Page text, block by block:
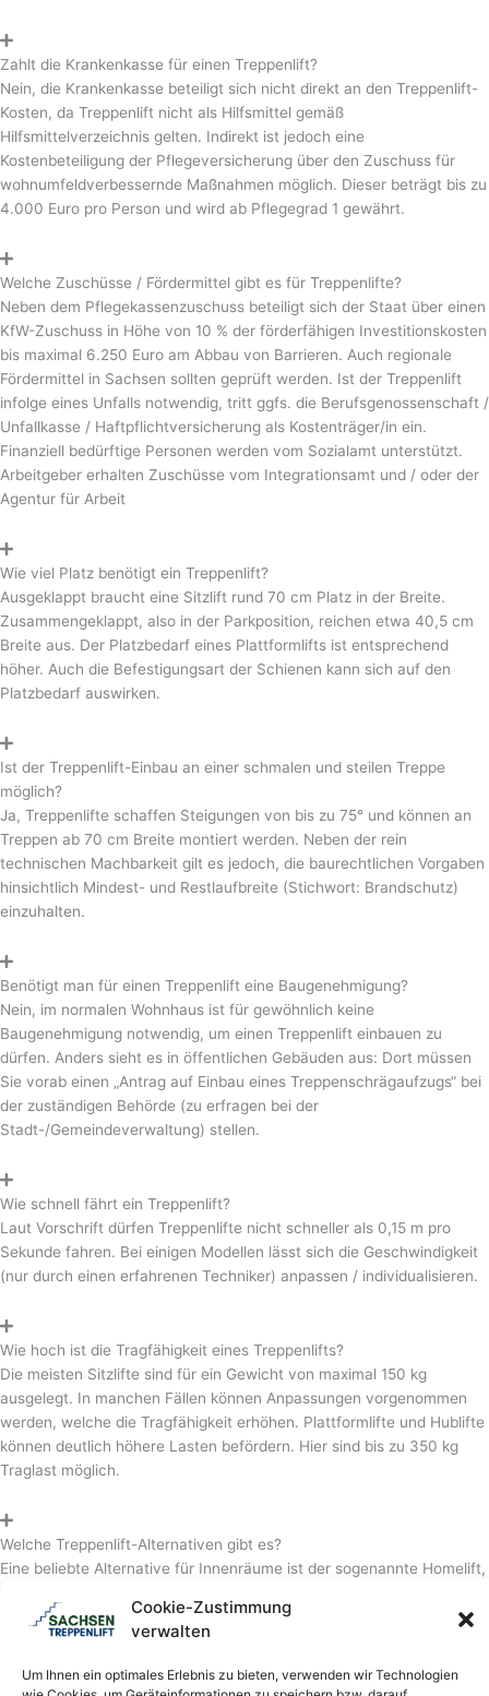
Cookie-Zustimmung
verwalten
Um Ihnen ein optimales Erlebnis zu bieten, verwenden wir Technologien
Zahlt die Krankenkasse für einen Treppenlift?
Nein, die Krankenkasse beteiligt sich nicht direkt an den Treppenlift-
Kosten, da Treppenlift nicht als Hilfsmittel gemäß
Hilfsmittelverzeichnis gelten. Indirekt ist jedoch eine
Kostenbeteiligung der Pflegeversicherung über den Zuschuss für
wohnumfeldverbessernde Maßnahmen möglich. Dieser beträgt bis zu
4.000 Euro pro Person und wird ab Pflegegrad 1 gewährt.
Welche Zuschüsse / Fördermittel gibt es für Treppenlifte?
Neben dem Pflegekassenzuschuss beteiligt sich der Staat über einen
KfW-Zuschuss in Höhe von 10 % der förderfähigen Investitionskosten
bis maximal 6.250 Euro am Abbau von Barrieren. Auch regionale
Fördermittel in Sachsen sollten geprüft werden. Ist der Treppenlift
infolge eines Unfalls notwendig, tritt ggfs. die Berufsgenossenschaft /
Unfallkasse / Haftpflichtversicherung als Kostenträger/in ein.
Finanziell bedürftige Personen werden vom Sozialamt unterstützt.
Arbeitgeber erhalten Zuschüsse vom Integrationsamt und / oder der
Agentur für Arbeit
Wie viel Platz benötigt ein Treppenlift?
Ausgeklappt braucht eine Sitzlift rund 70 cm Platz in der Breite.
Zusammengeklappt, also in der Parkposition, reichen etwa 40,5 cm
Breite aus. Der Platzbedarf eines Plattformlifts ist entsprechend
höher. Auch die Befestigungsart der Schienen kann sich auf den
Platzbedarf auswirken.
Ist der Treppenlift-Einbau an einer schmalen und steilen Treppe
möglich?
Ja, Treppenlifte schaffen Steigungen von bis zu 75° und können an
Treppen ab 70 cm Breite montiert werden. Neben der rein
technischen Machbarkeit gilt es jedoch, die baurechtlichen Vorgaben
hinsichtlich Mindest- und Restlaufbreite (Stichwort: Brandschutz)
einzuhalten.
Benötigt man für einen Treppenlift eine Baugenehmigung?
Nein, im normalen Wohnhaus ist für gewöhnlich keine
Baugenehmigung notwendig, um einen Treppenlift einbauen zu
dürfen. Anders sieht es in öffentlichen Gebäuden aus: Dort müssen
Sie vorab einen „Antrag auf Einbau eines Treppenschrägaufzugs“ bei
der zuständigen Behörde (zu erfragen bei der
Stadt-/Gemeindeverwaltung) stellen.
Wie schnell fährt ein Treppenlift?
Laut Vorschrift dürfen Treppenlifte nicht schneller als 0,15 m pro
Sekunde fahren. Bei einigen Modellen lässt sich die Geschwindigkeit
(nur durch einen erfahrenen Techniker) anpassen / individualisieren.
Wie hoch ist die Tragfähigkeit eines Treppenlifts?
Die meisten Sitzlifte sind für ein Gewicht von maximal 150 kg
ausgelegt. In manchen Fällen können Anpassungen vorgenommen
werden, welche die Tragfähigkeit erhöhen. Plattformlifte und Hublifte
können deutlich höhere Lasten befördern. Hier sind bis zu 350 kg
Traglast möglich.
Welche Treppenlift-Alternativen gibt es?
Eine beliebte Alternative für Innenräume ist der sogenannte Homelift,
ebenfalls nur mit geringer Geschwindigkeit fährt. Im Außenbereich
werden oft Außenaufzüge nachgerüstet. Das gilt vor allem im
oftmals preiswerte Rollstuhlrampen / Auffahrrampen. Diese werden